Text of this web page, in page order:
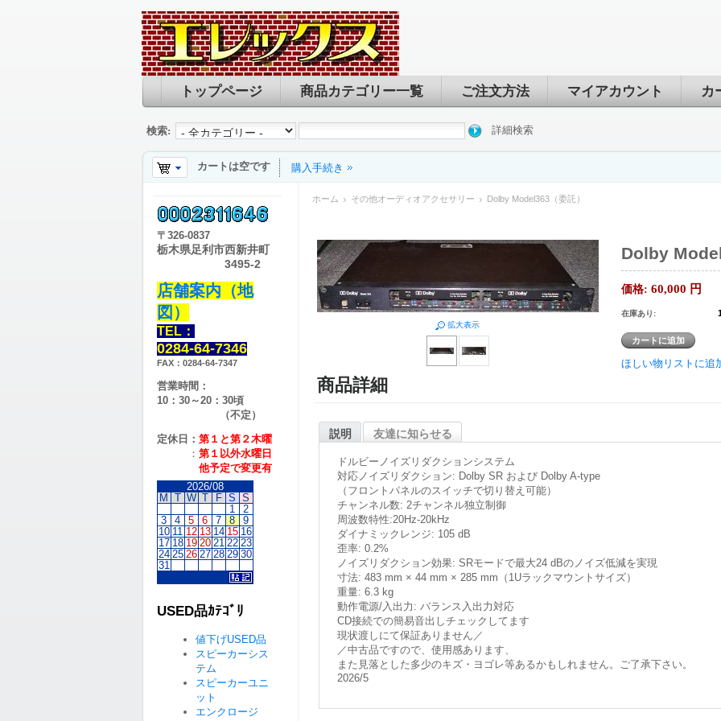
トップページ 商品カテゴリー一覧 ご注文方法 マイアカウント カ
検索: 詳細検索
カートは空です 購入手続き
ホーム その他オーディオアクセサリー Dolby Model363（委託）
拡大表示
Dolby
価格: 60,000 円
在庫あり:
ほしい物リストに追
商品詳細
説明 友達に知らせる
ドルビーノイズリダクションシステム
対応ノイズリダクション: Dolby SR および Dolby A-type
（フロントパネルのスイッチで切り替え可能）
チャンネル数: 2チャンネル独立制御
周波数特性:20Hz-20kHz
ダイナミックレンジ: 105 dB
歪率: 0.2%
ノイズリダクション効果: SRモードで最大24 dBのノイズ低減を実現
寸法: 483 mm × 44 mm × 285 mm（1Uラックマウントサイズ）
重量: 6.3 kg
動作電源/入出力: バランス入出力対応
CD接続での簡易音出しチェックしてます
現状渡しにて保証ありません／
／中古品ですので、使用感あります、
また見落とした多少のキズ・ヨゴレ等あるかもしれません。ご了承下さい。
2026/5
〒 326-0837
栃木県足利市西新井町
3495-2
店舗案内（地
図）
TEL：
0284-64-7346
FAX：0284-64-7347
営業時間：
10：30～20：30頃
（不定）
定休日： 第１と第２木曜
： 第１以外水曜日
他予定で変更有
2026/08
M
T W T F S S
1
2
3
4 5 6 7 8
9
10 11 12 13 14 15 16
17 18 19 20 21 22 23
24 25 26 27 28 29 30
31
USED品ｶﾃｺﾞﾘ
値下げUSED品
スピーカーシス
テム
スピーカーユニ
ット
エンクロージ